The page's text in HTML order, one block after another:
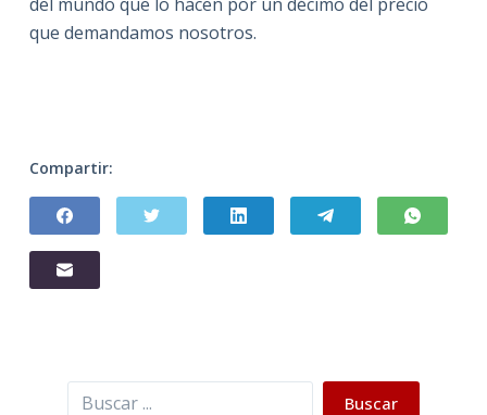
que demandamos nosotros.
Compartir:
Buscar Buscar